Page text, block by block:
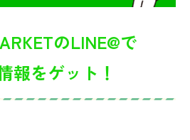
のLINE@で
報をゲット！